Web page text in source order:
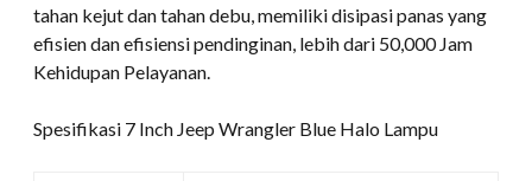
tahan kejut dan tahan debu, memiliki disipasi panas yang
efisien dan efisiensi pendinginan, lebih dari 50,000 Jam
Kehidupan Pelayanan.
Spesifikasi 7 Inch Jeep Wrangler Blue Halo Lampu